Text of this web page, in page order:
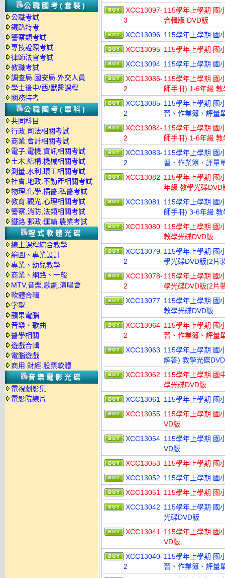
公職國考(套裝)
公職考試
鐵路特考
警察類考試
專技證照考試
律師法官考試
教職考試
調查局.國安局.外交人員
學士後中/西/獸醫課程
關務特考
公職國考(單科)
共同科目
行政.司法相關考試
商業.會計相關考試
電子.電機.資訊相關考試
土木.結構.機械相關考試
測量.水利.環工相關考試
社會.地政.不動產相關考試
物理.化學.插醫.私醫考試
教育.觀光.心理相關考試
警察,消防,法類相關考試
鐵路.郵政.運輸.農業考試
程式軟體光碟
線上課程綜合教學
繪圖、專業設計
專業、幼兒教學
商業、網路、一般
MTV,音樂,歌劇,演唱會
軟體合輯
字型
蘋果電腦
音樂、歌曲
醫學相關
遊戲合輯
電腦遊戲
商用.財經.股票軟體
音樂電影光碟
電視劇影集
電影院線片
XCC13097-
3
115學年上學期 國
合輯版 DVD版
XCC13096 115學年上學期 國
XCC13095 115學年上學期 國
XCC13094 115學年上學期 國
XCC13086-
2
115學年上學期 國
師手冊) 1-6年級
XCC13085-
2
115學年上學期 國
習、作業簿、評量
XCC13084-
2
115學年上學期 國
師手冊) 1-6年級
XCC13083-
2
115學年上學期 國
習、作業簿、評量
XCC13082 115學年上學期 國
年級 教學光碟DVD
XCC13081
115學年上學期 國
師手冊) 3-6年級 教
XCC13080 115學年上學期 國
教學光碟DVD版
XCC13079-
2
115學年上學期 國
學光碟DVD版(2片
XCC13078-
2
115學年上學期 國
學光碟DVD版(2片
XCC13077 115學年上學期 國
教學光碟DVD版
XCC13064-
2
115學年上學期 國
習、作業簿、評量
XCC13063 115學年上學期 國
解答) 教學光碟
XCC13062 115學年上學期 國
學光碟DVD版
XCC13061
115學年上學期 國
XCC13055 115學年上學期 國
VD版
XCC13054 115學年上學期 國
VD版
XCC13053 115學年上學期 國
XCC13052 115學年上學期 國
XCC13051
115學年上學期 國
XCC13042 115學年上學期 國
光碟DVD版
XCC13041
115學年上學期 國
VD版
XCC13040-
2
115學年上學期 國
習、作業簿、評量